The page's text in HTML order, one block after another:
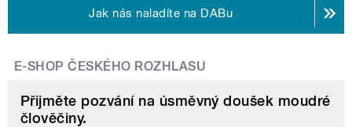
Jak nás naladíte na DABu
E-SHOP ČESKÉHO ROZHLASU
Přijměte pozvání na úsměvný doušek moudré
člověčiny.